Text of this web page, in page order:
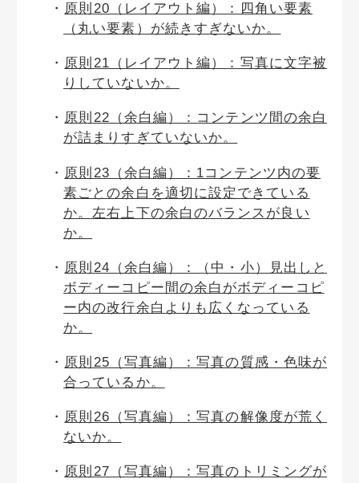
原則20（レイアウト編）：四角い要素
（丸い要素）が続きすぎないか。
原則21（レイアウト編）：写真に文字被
りしていないか。
原則22（余白編）：コンテンツ間の余白
が詰まりすぎていないか。
原則23（余白編）：1コンテンツ内の要
素ごとの余白を適切に設定できている
か。左右上下の余白のバランスが良い
か。
原則24（余白編）：（中・小）見出しと
ボディーコピー間の余白がボディーコピ
ー内の改行余白よりも広くなっている
か。
原則25（写真編）：写真の質感・色味が
合っているか。
原則26（写真編）：写真の解像度が荒く
ないか。
原則27（写真編）：写真のトリミングが